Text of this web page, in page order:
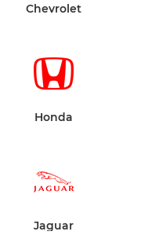
Chevrolet
Honda
Jaguar